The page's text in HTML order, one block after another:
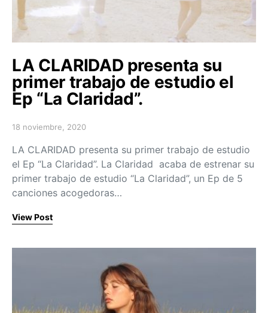
LA CLARIDAD presenta su
primer trabajo de estudio el
Ep “La Claridad”.
Posted on
18 noviembre, 2020
LA CLARIDAD presenta su primer trabajo de estudio
el Ep “La Claridad”. La Claridad acaba de estrenar su
primer trabajo de estudio “La Claridad”, un Ep de 5
canciones acogedoras…
View Post